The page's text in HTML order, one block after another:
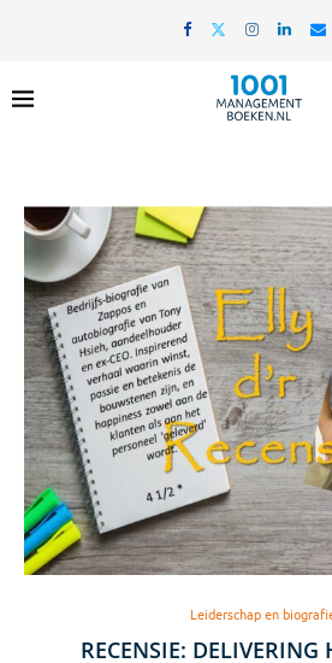
Leiderschap en
RECENSIE: DELIVERING